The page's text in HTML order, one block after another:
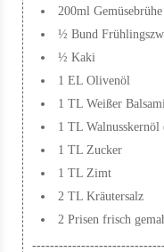
200ml Gemüsebrühe
½ Bund
½ Kaki
1 EL Olivenöl
1 TL Weißer
1 TL
1 TL Zucker
1 TL Zimt
2 TL Kräutersalz
2 Prisen frisch